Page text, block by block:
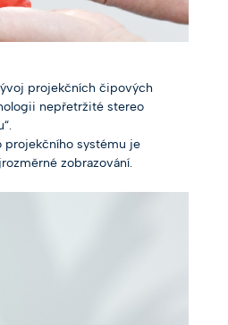
projekčních čipových
nepřetržité stereo
projekčního systému je
zobrazování.